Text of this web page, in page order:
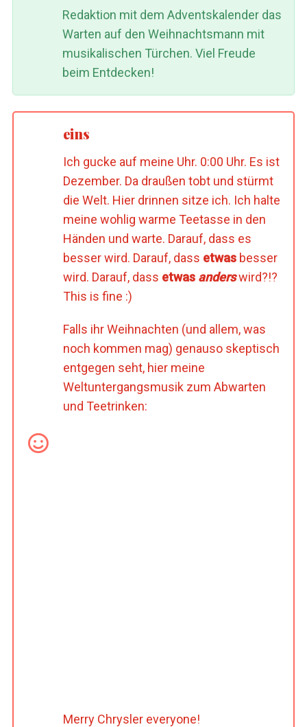
Redaktion mit dem Adventskalender das
Warten auf den Weihnachtsmann mit
musikalischen Türchen. Viel Freude
beim Entdecken!
eins
Ich gucke auf meine Uhr. 0:00 Uhr. Es ist
Dezember. Da draußen tobt und stürmt
die Welt. Hier drinnen sitze ich. Ich halte
meine wohlig warme Teetasse in den
Händen und warte. Darauf, dass es
besser wird. Darauf, dass etwasbesser
wird. Darauf, dass etwas anderswird?!?
This is fine :)
Falls ihr Weihnachten (und allem, was
noch kommen mag) genauso skeptisch
entgegen seht, hier meine
Weltuntergangsmusik zum Abwarten
und Teetrinken:
Merry Chrysler everyone!